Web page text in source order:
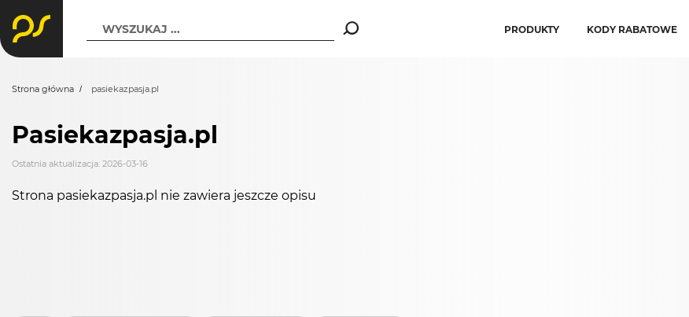
WYSZUKAJ ... PRODUKTY KODY RABATOWE
Strona główna pasiekazpasja.pl
Pasiekazpasja.pl
Ostatnia aktualizacja: 2026-03-16
Strona pasiekazpasja.pl nie zawiera jeszcze opisu